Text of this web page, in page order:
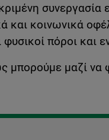
συνεργασία
και κοινωνικά
πόροι και
μπορούμε μαζί να